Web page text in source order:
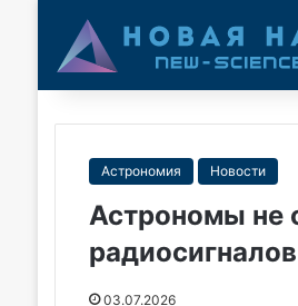
Астрономия Новости
Астрономы не
03.07.2026